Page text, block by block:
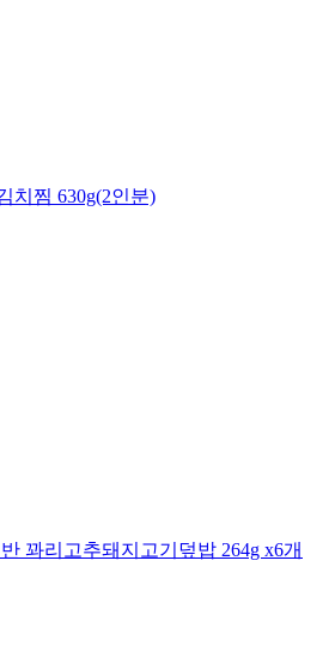
치찜 630g(2인분)
꽈리고추돼지고기덮밥 264g x6개